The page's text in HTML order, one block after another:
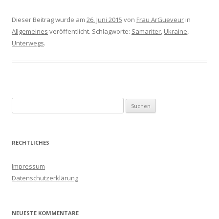
Dieser Beitrag wurde am 26. Juni 2015 von Frau ArGueveur in
Allgemeines veröffentlicht. Schlagworte: Samariter, Ukraine,
Unterwegs.
u
h
n
a
:
RECHTLICHES
Impressum
Datenschutzerklärung
NEUESTE KOMMENTARE